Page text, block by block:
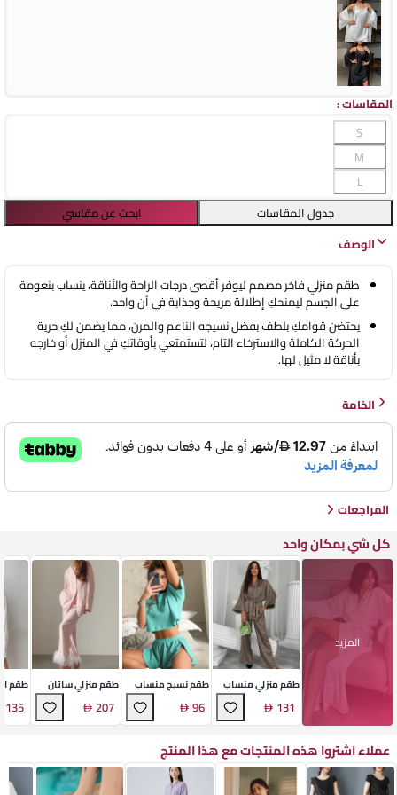
المقاسات:
S
M
L
جدول المقاسات
ابحث عن مقاسي
الوصف
طقم منزلي فاخر مصمم ليوفر أقصى درجات الراحة والأناقة، ينساب بنعومة
على الجسم ليمنحكِ إطلالة مريحة وجذابة في آن واحد.
يحتضن قوامكِ بلطف بفضل نسيجه الناعم والمرن، مما يضمن لكِ حرية
الحركة الكاملة والاسترخاء التام، لتستمتعي بأوقاتكِ في المنزل أو خارجه
بأناقة لا مثيل لها.
الخامة
المراجعات
كل شي بمكان واحد
المزيد
طقم منزلي منساب
ناعم
131
طقم نسيج منساب
ناعم
96
طقم منزلي ساتان
ناعم
207
طقم
فاخر
135
عملاء اشتروا هذه المنتجات مع هذا المنتج